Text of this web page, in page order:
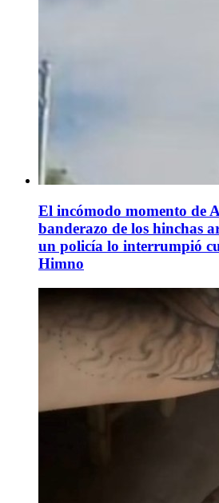
El incómodo momento de
banderazo de los hinchas
un policía lo interrumpió
Himno